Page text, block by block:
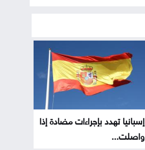
إسبانيا تهدد بإجراءات مضادة إذا
واصلت...